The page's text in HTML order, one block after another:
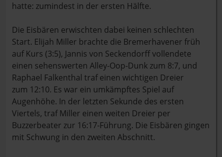
hatte: zumindest in der ersten Hälfte.
Die Eisbären erwischten dabei keinen schlechten
Start. Elijah Miller brachte die Bremerhavener früh
auf Kurs (3:5), Jannis von Seckendorff vollendete
einen sehenswerten Alley-Oop-Dunk zum 8:7, und
Raphael Falkenthal traf einen wichtigen Dreier
zum 12:10. Es war ein umkämpftes Spiel auf
Augenhöhe. In der letzten Sekunde des ersten
Viertels, traf Miller einen weiten Dreier per
Buzzerbeater zur 16:17-Führung. Die Eisbären gingen
mit Schwung in den zweiten Abschnitt.